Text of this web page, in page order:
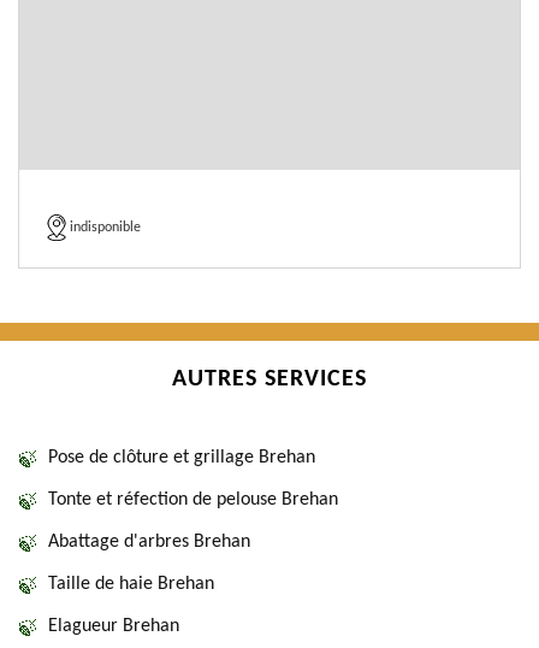
indisponible
AUTRES SERVICES
Pose de clôture et grillage Brehan
Tonte et réfection de pelouse Brehan
Abattage d'arbres Brehan
Taille de haie Brehan
Elagueur Brehan